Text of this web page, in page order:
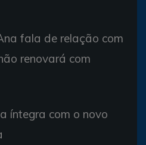
fala de relação com
renovará com
íntegra com o novo